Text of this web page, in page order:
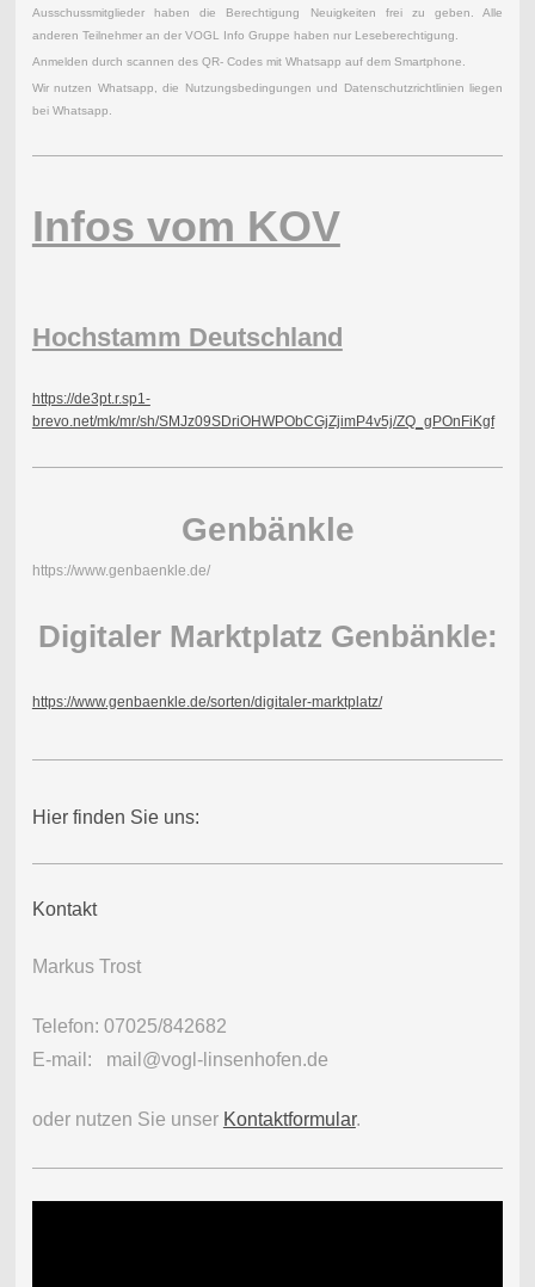
Ausschussmitglieder haben die Berechtigung Neuigkeiten frei zu geben. Alle
anderen Teilnehmer an der VOGL Info Gruppe haben nur Leseberechtigung.
Anmelden durch scannen des QR- Codes mit Whatsapp auf dem Smartphone.
Wir nutzen Whatsapp, die Nutzungsbedingungen und Datenschutzrichtlinien liegen
bei Whatsapp.
Infos vom KOV
Hochstamm Deutschland
https://de3pt.r.sp1-
brevo.net/mk/mr/sh/SMJz09SDriOHWPObCGjZjimP4v5j/ZQ_gPOnFiKgf
Genbänkle
https://www.genbaenkle.de/
Digitaler Marktplatz Genbänkle:
https://www.genbaenkle.de/sorten/digitaler-marktplatz/
Hier finden Sie uns:
Kontakt
Markus Trost
Telefon: 07025/842682
E-mail: mail@vogl-linsenhofen.de
oder nutzen Sie unser Kontaktformular.